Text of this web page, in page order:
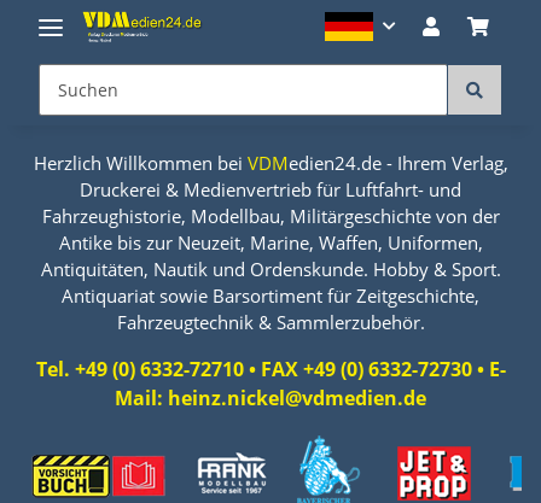
Herzlich Willkommen bei VDMedien24.de - Ihrem Verlag,
Druckerei & Medienvertrieb für Luftfahrt- und
Fahrzeughistorie, Modellbau, Militärgeschichte von der
Antike bis zur Neuzeit, Marine, Waffen, Uniformen,
Antiquitäten, Nautik und Ordenskunde. Hobby & Sport.
Antiquariat sowie Barsortiment für Zeitgeschichte,
Fahrzeugtechnik & Sammlerzubehör.
Tel. +49 (0) 6332-72710 • FAX +49 (0) 6332-72730 • E-
Mail: heinz.nickel@vdmedien.de